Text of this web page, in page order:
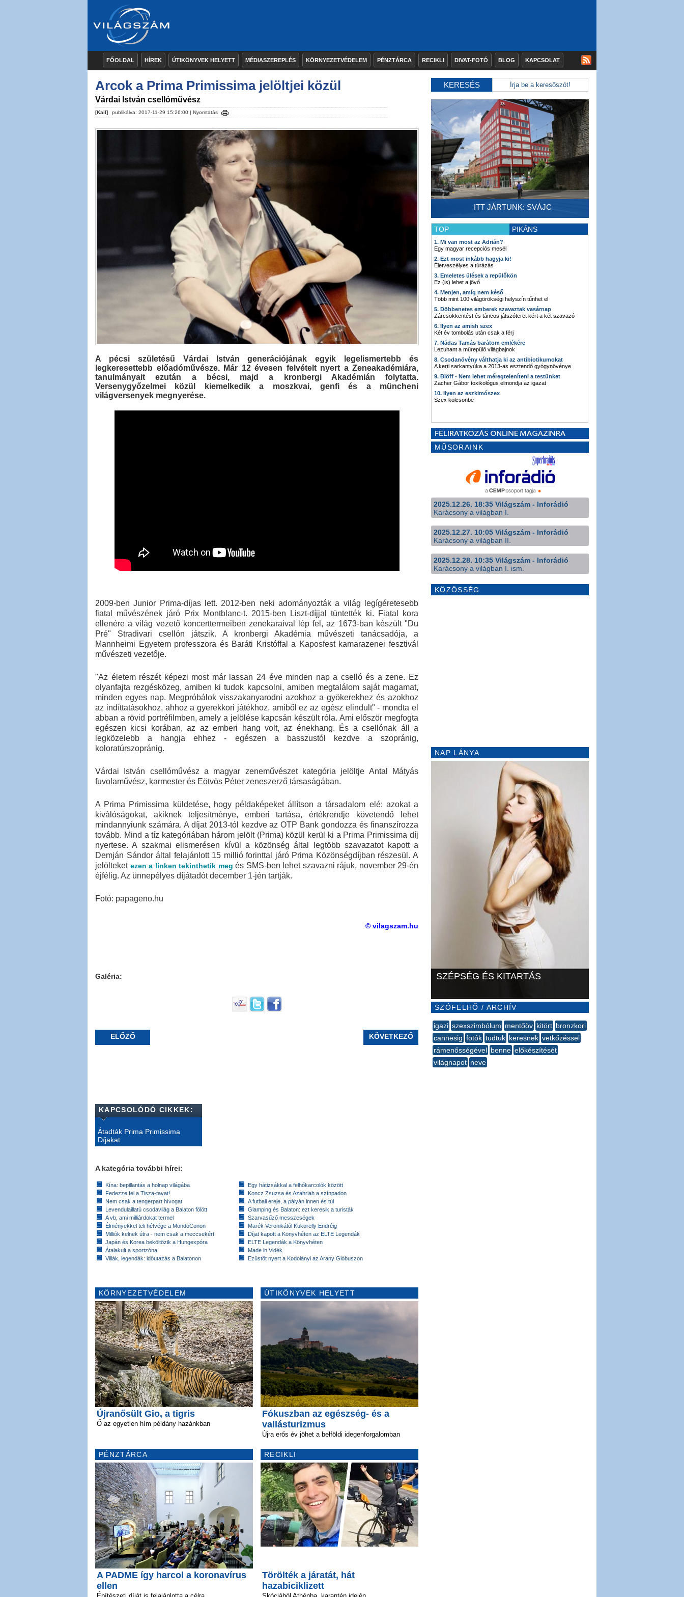
FŐOLDAL HÍREK ÚTIKÖNYVEK HELYETT MÉDIASZEREPLÉS KÖRNYEZETVÉDELEM PÉNZTÁRCA RECIKLI DIVAT-FOTÓ BLOG KAPCSOLAT
Arcok a Prima Primissima jelöltjei közül
Várdai István csellóművész
[Kail] publikálva: 2017-11-29 15:26:00 | Nyomtatás
A pécsi születésű Várdai István generációjának egyik legelismertebb és
legkeresettebb előadóművésze. Már 12 évesen felvételt nyert a Zeneakadémiára,
tanulmányait ezután a bécsi, majd a kronbergi Akadémián folytatta.
Versenygyőzelmei közül kiemelkedik a moszkvai, genfi és a müncheni
világversenyek megnyerése.
2009-ben Junior Prima-díjas lett. 2012-ben neki adományozták a világ legígéretesebb
fiatal művészének járó Prix Montblanc-t. 2015-ben Liszt-díjjal tüntették ki. Fiatal kora
ellenére a világ vezető koncerttermeiben zenekaraival lép fel, az 1673-ban készült "Du
Pré" Stradivari csellón játszik. A kronbergi Akadémia művészeti tanácsadója, a
Mannheimi Egyetem professzora és Baráti Kristóffal a Kaposfest kamarazenei fesztivál
művészeti vezetője.
"Az életem részét képezi most már lassan 24 éve minden nap a cselló és a zene. Ez
olyanfajta rezgésközeg, amiben ki tudok kapcsolni, amiben megtalálom saját magamat,
minden egyes nap. Megpróbálok visszakanyarodni azokhoz a gyökerekhez és azokhoz
az indíttatásokhoz, ahhoz a gyerekkori játékhoz, amiből ez az egész elindult" - mondta el
abban a rövid portréfilmben, amely a jelölése kapcsán készült róla. Ami először megfogta
egészen kicsi korában, az az emberi hang volt, az énekhang. És a csellónak áll a
legközelebb a hangja ehhez - egészen a basszustól kezdve a szopránig,
koloratúrszopránig.
Várdai István csellóművész a magyar zeneművészet kategória jelöltje Antal Mátyás
fuvolaművész, karmester és Eötvös Péter zeneszerző társaságában.
A Prima Primissima küldetése, hogy példaképeket állítson a társadalom elé: azokat a
kiválóságokat, akiknek teljesítménye, emberi tartása, értékrendje követendő lehet
mindannyiunk számára. A díjat 2013-tól kezdve az OTP Bank gondozza és finanszírozza
tovább. Mind a tíz kategóriában három jelölt (Prima) közül kerül ki a Prima Primissima díj
nyertese. A szakmai elismerésen kívül a közönség által legtöbb szavazatot kapott a
Demján Sándor által felajánlott 15 millió forinttal járó Prima Közönségdíjban részesül. A
jelölteket ezen a linken tekinthetik meg és SMS-ben lehet szavazni rájuk, november 29-én
éjfélig. Az ünnepélyes díjátadót december 1-jén tartják.
Fotó: papageno.hu
© vilagszam.hu
Galéria:
ELŐZŐ KÖVETKEZŐ
KAPCSOLÓDÓ CIKKEK:
Átadták Prima Primissima
Díjakat
A kategória további hírei:
Kína: bepillantás a holnap világába
Fedezze fel a Tisza-tavat!
Nem csak a tengerpart hívogat
Levendulaillatú csodavilág a Balaton fölött
A vb, ami milliárdokat termel
Élményekkel teli hétvége a MondoConon
Milliók kelnek útra - nem csak a meccsekért
Japán és Korea beköltözik a Hungexpóra
Átalakult a sportzóna
Villák, legendák: időutazás a Balatonon
Egy hátizsákkal a felhőkarcolók között
Koncz Zsuzsa és Azahriah a színpadon
A futball ereje, a pályán innen és túl
Glamping és Balaton: ezt keresik a turisták
Szarvasűző messzeségek
Marék Veronikától Kukorelly Endréig
Díjat kapott a Könyvhéten az ELTE Legendák
ELTE Legendák a Könyvhéten
Made in Vidék
Ezüstöt nyert a Kodolányi az Arany Glóbuszon
KÖRNYEZETVÉDELEM
Újranősült Gio, a tigris
Ő az egyetlen hím példány hazánkban
PÉNZTÁRCA
A PADME így harcol a koronavírus
ellen
ÚTIKÖNYVEK HELYETT
Fókuszban az egészség- és a
vallásturizmus
Újra erős év jöhet a belföldi idegenforgalomban
RECIKLI
Törölték a járatát, hát
hazabiciklizett
KERESÉS
ITT JÁRTUNK: SVÁJC
TOP PIKÁNS
1. Mi van most az Adrián?
Egy magyar recepciós mesél
2. Ezt most inkább hagyja ki!
Életveszélyes a túrázás
3. Emeletes ülések a repülőkön
Ez (is) lehet a jövő
4. Menjen, amíg nem késő
Több mint 100 világörökségi helyszín tűnhet el
5. Döbbenetes emberek szavaztak vasárnap
Zárcsökkentést és táncos játszóteret kért a két szavazó
6. Ilyen az amish szex
Két év tombolás után csak a férj
7. Nádas Tamás barátom emlékére
Lezuhant a műrepülő világbajnok
8. Csodanövény válthatja ki az antibiotikumokat
A kerti sarkantyúka a 2013-as esztendő gyógynövénye
9. Blöff - Nem lehet méregteleníteni a testünket
Zacher Gábor toxikológus elmondja az igazat
10. Ilyen az eszkimószex
Szex kölcsönbe
MŰSORAINK
2025.12.26. 18:35 Világszám - Inforádió
Karácsony a világban I.
2025.12.27. 10:05 Világszám - Inforádió
Karácsony a világban II.
2025.12.28. 10:35 Világszám - Inforádió
Karácsony a világban I. ism.
KÖZÖSSÉG
NAP LÁNYA
SZÉPSÉG ÉS KITARTÁS
SZÓFELHŐ / ARCHÍV
igazi szexszimbólum mentőöv kitört bronzkori
cannesig fotók tudtuk keresnek vetkőzéssel
rámenősségével benne előkészítését
világnapot neve